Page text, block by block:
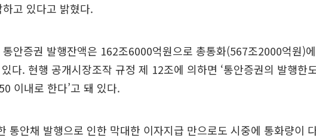
고 있다고 밝혔다.
안증권 발행잔액은 162조6000억원으로 총통화(567조2000억원)
다. 현행 공개시장조작 규정 제 12조에 의하면 ‘통안증권의 발행한
이내로 한다’고 돼 있다.
통안채 발행으로 인한 막대한 이자지급 만으로도 시중에 통화량이